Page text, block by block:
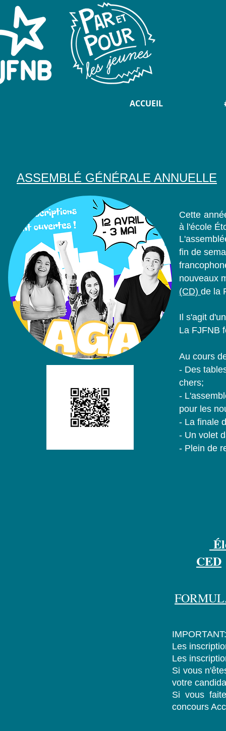
ACCUEIL
ASSEMBLÉ GÉNÉRALE ANNUELLE
Cette
à l'école
fin de
nouveaux
(CD) de la
Il s'agit
La FJFNB
Au cours
- Des
chers;
-
pour les
- La finale
- Un volet
- Plein de
CED
IMPORTANT:
Les
Les
Si vous
votre
Si vous
concours